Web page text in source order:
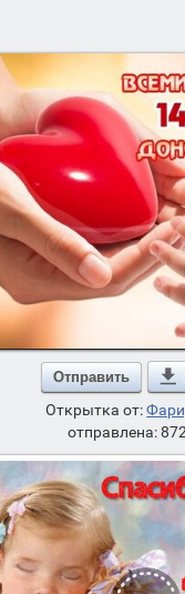
Отправить
Открытка от:
отправлена: